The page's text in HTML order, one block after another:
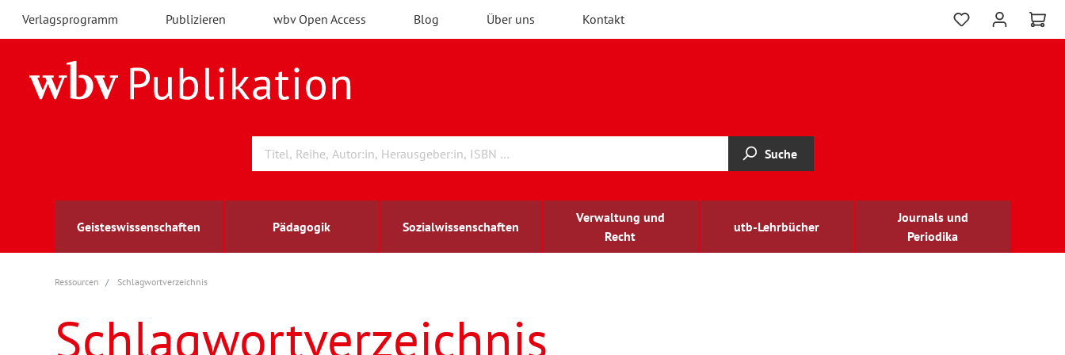
Verlagsprogramm Publizieren wbv Open Access Blog Über uns Kontakt
Suche
Geisteswissenschaften Pädagogik Sozialwissenschaften
Verwaltung und
Recht
utb-Lehrbücher
Journals und
Periodika
Archäologie
Berufs- und Wirtschaftspädagogik
Arbeitsmarktforschung
Außenwirtschaft
berufsbildung
Ressourcen Schlagwortverzeichnis
Schlagwortverzeichnis